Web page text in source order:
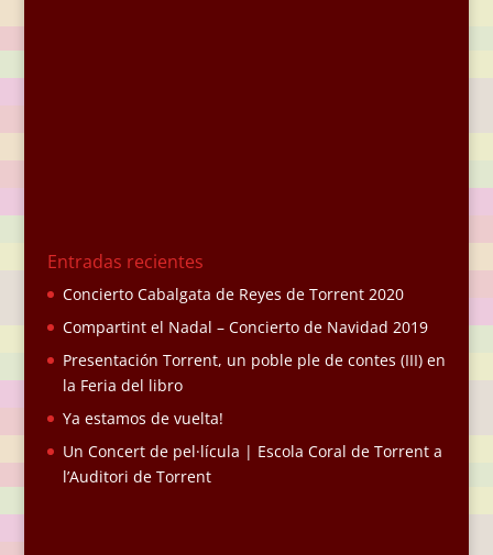
Entradas recientes
Concierto Cabalgata de Reyes de Torrent 2020
Compartint el Nadal – Concierto de Navidad 2019
Presentación Torrent, un poble ple de contes (III) en
la Feria del libro
Ya estamos de vuelta!
Un Concert de pel·lícula | Escola Coral de Torrent a
l’Auditori de Torrent